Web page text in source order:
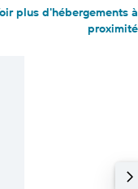
plus d'hébergements à
proximité